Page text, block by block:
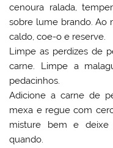
cenoura ralada,
sobre lume brando. Ao
caldo, coe-o e reserve.
Limpe as perdizes de
carne. Limpe a
pedacinhos.
Adicione a carne de
mexa e regue com
misture bem e deixe
quando.